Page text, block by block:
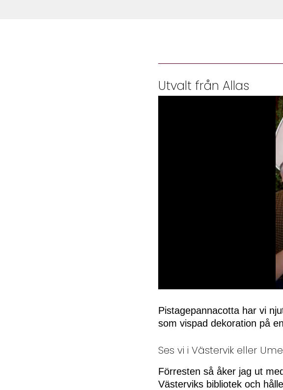
Utvalt från Allas
of
50
secondsVolume
Pistagepannacotta har vi
som vispad dekoration på
Ses vi i Västervik eller
Förresten så åker jag ut
Västerviks bibliotek och